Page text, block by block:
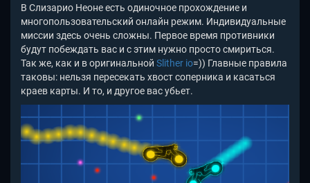
В Слизарио Неоне есть одиночное прохождение и
многопользовательский онлайн режим. Индивидуальные
миссии здесь очень сложны. Первое время противники
будут побеждать вас и с этим нужно просто смириться.
Так же, как и в оригинальной Slither io=)) Главные правила
таковы: нельзя пересекать хвост соперника и касаться
краев карты. И то, и другое вас убьет.